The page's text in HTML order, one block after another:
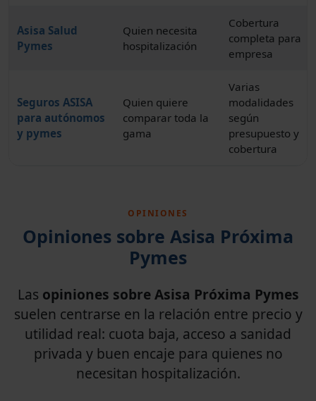
Asisa Salud
Pymes
Quien necesita
hospitalización
Cobertura
completa para
empresa
Seguros ASISA
para autónomos
y pymes
Quien quiere
comparar toda la
gama
Varias
modalidades
según
presupuesto y
cobertura
OPINIONES
Opiniones sobre Asisa Próxima
Pymes
Las opiniones sobre Asisa Próxima Pymes
suelen centrarse en la relación entre precio y
utilidad real: cuota baja, acceso a sanidad
privada y buen encaje para quienes no
necesitan hospitalización.